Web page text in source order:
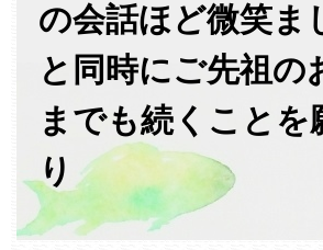
の会話ほど微笑ま
と同時にご先祖
までも続くこと
り